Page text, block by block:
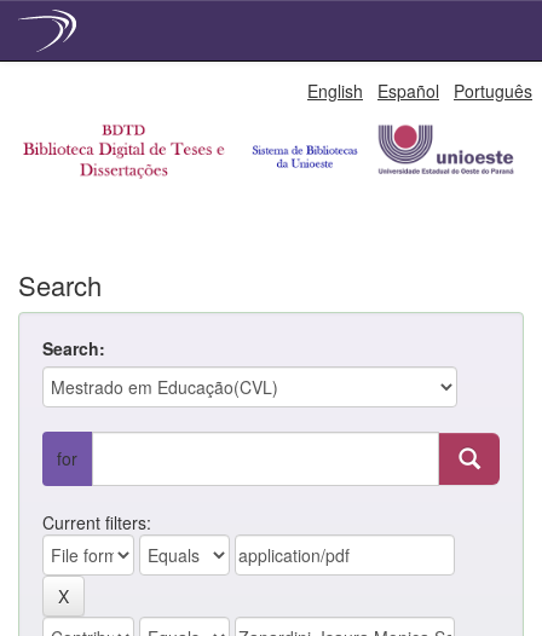
English Español Português
Search
Search:
for
Current filters: